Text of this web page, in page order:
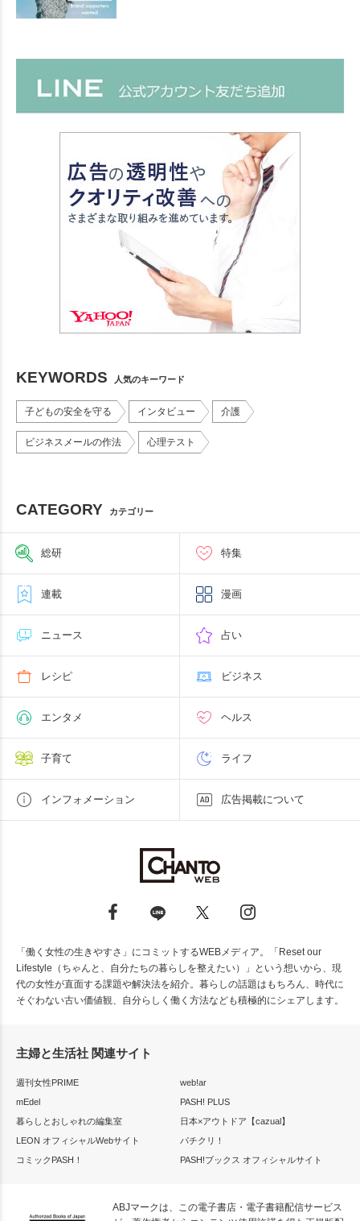
KEYWORDS 人気のキーワード
子どもの安全を守る インタビュー 介護
ビジネスメールの作法 心理テスト
CATEGORY カテゴリー
総研 特集
連載 漫画
ニュース 占い
レシピ ビジネス
エンタメ ヘルス
子育て ライフ
インフォメーション 広告掲載について
「働く女性の生きやすさ」にコミットするWEBメディア。「Reset our
Lifestyle（ちゃんと、自分たちの暮らしを整えたい）」という想いから、現
代の女性が直面する課題や解決法を紹介。暮らしの話題はもちろん、時代に
そぐわない古い価値観、自分らしく働く方法なども積極的にシェアします。
主婦と生活社 関連サイト
週刊女性PRIME
web!ar
mEdel
PASH! PLUS
暮らしとおしゃれの編集室
日本×アウトドア【cazual】
LEON オフィシャルWebサイト
パチクリ！
コミックPASH！
PASH!ブックス オフィシャルサイト
ABJマークは、この電子書店・電子書籍配信サービス